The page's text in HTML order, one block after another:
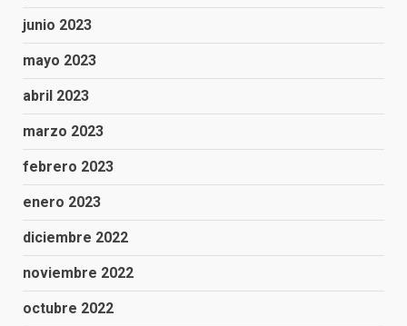
junio 2023
mayo 2023
abril 2023
marzo 2023
febrero 2023
enero 2023
diciembre 2022
noviembre 2022
octubre 2022